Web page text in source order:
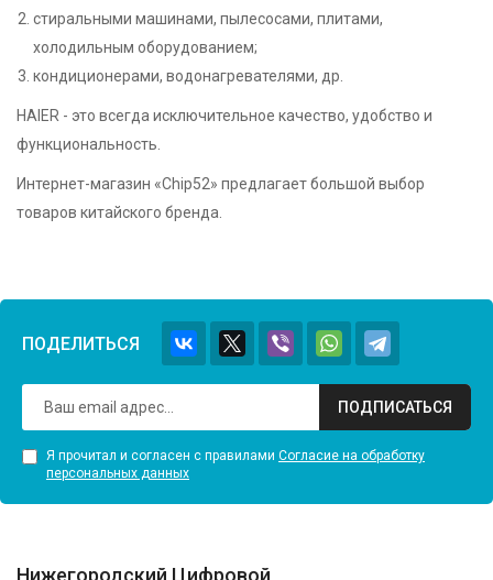
стиральными машинами, пылесосами, плитами,
холодильным оборудованием;
кондиционерами, водонагревателями, др.
HAIER - это всегда исключительное качество, удобство и
функциональность.
Интернет-магазин «Chip52» предлагает большой выбор
товаров китайского бренда.
ПОДЕЛИТЬСЯ
ПОДПИСАТЬСЯ
Я прочитал и согласен с правилами Согласие на обработку
персональных данных
Нижегородский Цифровой